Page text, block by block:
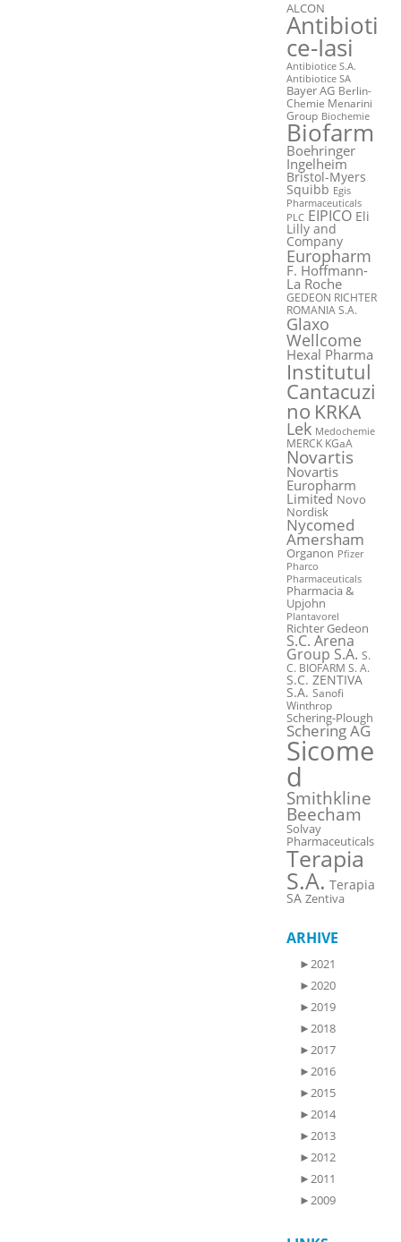
ALCON
Antibioti
ce-Iasi
Antibiotice S.A.
Antibiotice SA
Bayer AG Berlin-
Chemie Menarini
Group Biochemie
Biofarm
Boehringer
Ingelheim
Bristol-Myers
Squibb Egis
Pharmaceuticals
PLC EIPICO Eli
Lilly and
Company
Europharm
F. Hoffmann-
La Roche
GEDEON RICHTER
ROMANIA S.A.
Glaxo
Wellcome
Hexal Pharma
Institutul
Cantacuzi
no KRKA
Lek Medochemie
MERCK KGaA
Novartis
Novartis
Europharm
Limited Novo
Nordisk
Nycomed
Amersham
Organon Pfizer
Pharco
Pharmaceuticals
Pharmacia &
Upjohn
Plantavorel
Richter Gedeon
S.C. Arena
Group S.A. S.
C. BIOFARM S. A.
S.C. ZENTIVA
S.A. Sanofi
Winthrop
Schering-Plough
Schering AG
Sicome
d
Smithkline
Beecham
Solvay
Pharmaceuticals
Terapia
S.A. Terapia
SA Zentiva
ARHIVE
►2021
►2020
►2019
►2018
►2017
►2016
►2015
►2014
►2013
►2012
►2011
►2009